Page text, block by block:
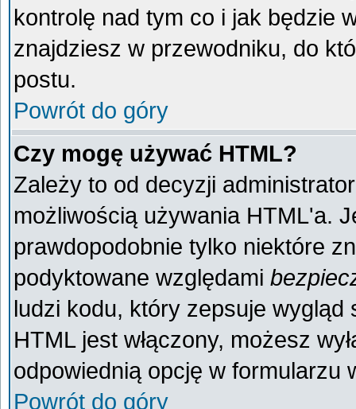
kontrolę nad tym co i jak będzie
znajdziesz w przewodniku, do
postu.
Powrót do góry
Czy mogę używać HTML?
Zależy to od decyzji
możliwością używania HTML'a.
prawdopodobnie tylko niektóre
podyktowane względami
ludzi kodu, który zepsuje wygląd
HTML jest włączony, możesz
odpowiednią opcję w formularzu
Powrót do góry